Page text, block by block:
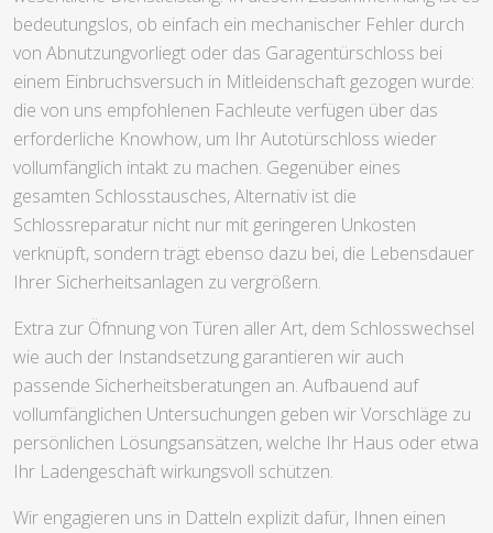
bedeutungslos, ob einfach ein mechanischer Fehler durch
von Abnutzungvorliegt oder das Garagentürschloss bei
einem Einbruchsversuch in Mitleidenschaft gezogen wurde:
die von uns empfohlenen Fachleute verfügen über das
erforderliche Knowhow, um Ihr Autotürschloss wieder
vollumfänglich intakt zu machen. Gegenüber eines
gesamten Schlosstausches, Alternativ ist die
Schlossreparatur nicht nur mit geringeren Unkosten
verknüpft, sondern trägt ebenso dazu bei, die Lebensdauer
Ihrer Sicherheitsanlagen zu vergrößern.
Extra zur Öfnnung von Türen aller Art, dem Schlosswechsel
wie auch der Instandsetzung garantieren wir auch
passende Sicherheitsberatungen an. Aufbauend auf
vollumfänglichen Untersuchungen geben wir Vorschläge zu
persönlichen Lösungsansätzen, welche Ihr Haus oder etwa
Ihr Ladengeschäft wirkungsvoll schützen.
Wir engagieren uns in Datteln explizit dafür, Ihnen einen